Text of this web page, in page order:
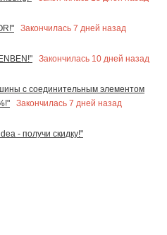
Закончилась 7 дней назад
Закончилась 10 дней назад
с соединительным элементом
Закончилась 7 дней назад
- получи скидку!"